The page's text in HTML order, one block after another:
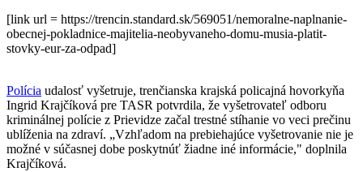
[link url = https://trencin.standard.sk/569051/nemoralne-naplnanie-
obecnej-pokladnice-majitelia-neobyvaneho-domu-musia-platit-
stovky-eur-za-odpad]
Polícia udalosť vyšetruje, trenčianska krajská policajná hovorkyňa
Ingrid Krajčíková pre TASR potvrdila, že vyšetrovateľ odboru
kriminálnej polície z Prievidze začal trestné stíhanie vo veci prečinu
ublíženia na zdraví. „Vzhľadom na prebiehajúce vyšetrovanie nie je
možné v súčasnej dobe poskytnúť žiadne iné informácie," doplnila
Krajčíková.